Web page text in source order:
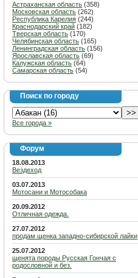
Астраханская область (358)
Московская область (262)
Республика Карелия (244)
Краснодарский край (182)
Тверская область (170)
Челябинская область (165)
Ленинградская область (156)
Ярославская область (69)
Калужская область (64)
Самарская область (54)
Поиск по городу
Все города »
Форум
18.08.2013
Вездеход
03.07.2013
Мотосани и Мотособака
20.09.2012
Отличная одежда.
27.07.2012
продам щенка западно-сибирской лайки
25.07.2012
щенята породы Русская Гончая с
родословной и без.